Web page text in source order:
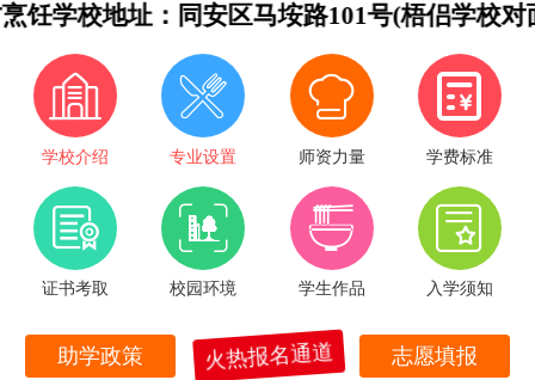
校地址：同安区马垵路101号(梧侣学校对面)
学校介绍 专业设置 师资力量 学费标准
证书考取 校园环境 学生作品 入学须知
助学政策 火热报名通道 志愿填报